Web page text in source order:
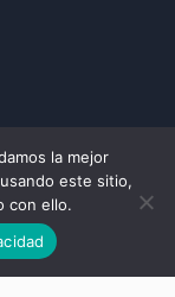
|
|Decreto
la mejor
este sitio,
con ello.